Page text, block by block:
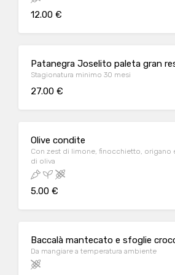
12.00 €
Patanegra Joselito paleta gran
Stagionatura minimo 30 mesi
27.00 €
Olive condite
Con zest di limone, finocchietto, origano
di oliva
5.00 €
Baccalà mantecato e sfoglie
Da mangiare a temperatura ambiente